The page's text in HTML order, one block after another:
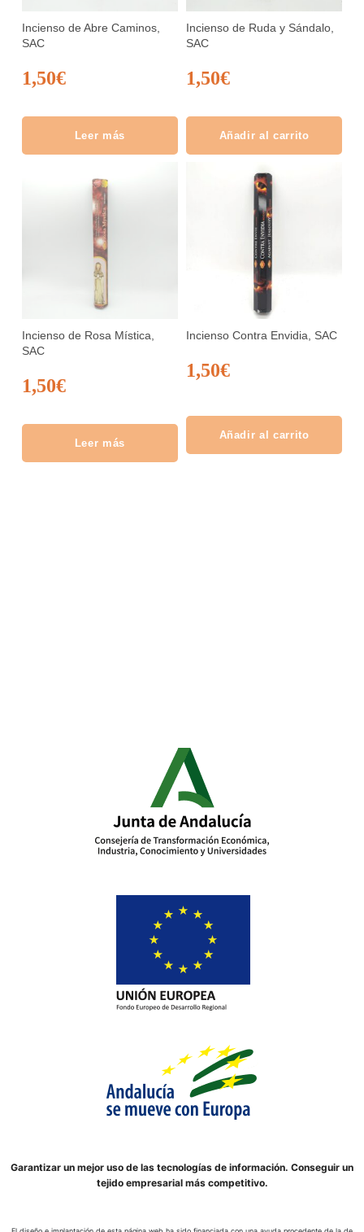
Incienso de Abre Caminos,
SAC
1,50€
Leer más
Incienso de Ruda y Sándalo,
SAC
1,50€
Añadir al carrito
Incienso de Rosa Mística,
SAC
1,50€
Leer más
Incienso Contra Envidia, SAC
1,50€
Añadir al carrito
Garantizar un mejor uso de las tecnologías de información. Conseguir un
tejido empresarial más competitivo.